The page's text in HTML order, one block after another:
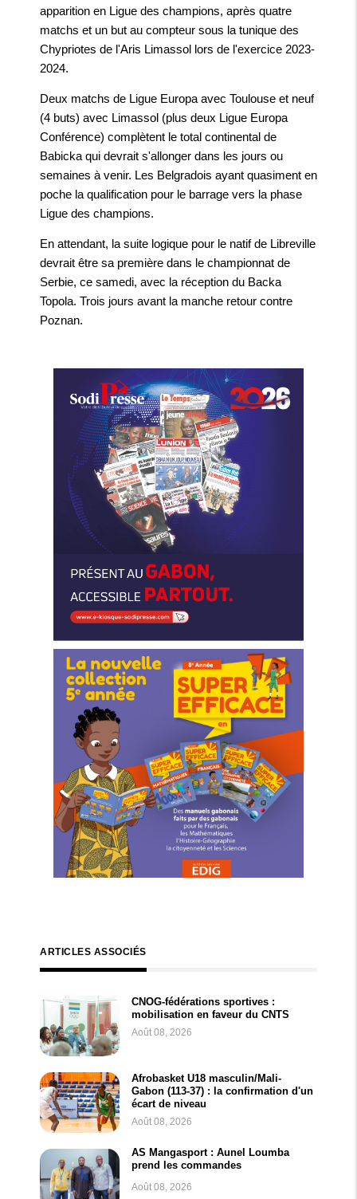
apparition en Ligue des champions, après quatre
matchs et un but au compteur sous la tunique des
Chypriotes de l'Aris Limassol lors de l'exercice 2023-
2024.
Deux matchs de Ligue Europa avec Toulouse et neuf
(4 buts) avec Limassol (plus deux Ligue Europa
Conférence) complètent le total continental de
Babicka qui devrait s'allonger dans les jours ou
semaines à venir. Les Belgradois ayant quasiment en
poche la qualification pour le barrage vers la phase
Ligue des champions.
En attendant, la suite logique pour le natif de Libreville
devrait être sa première dans le championnat de
Serbie, ce samedi, avec la réception du Backa
Topola. Trois jours avant la manche retour contre
Poznan.
ARTICLES ASSOCIÉS
CNOG-fédérations sportives :
mobilisation en faveur du CNTS
Août 08, 2026
Afrobasket U18 masculin/Mali-
Gabon (113-37) : la confirmation d'un
écart de niveau
Août 08, 2026
AS Mangasport : Aunel Loumba
prend les commandes
Août 08, 2026